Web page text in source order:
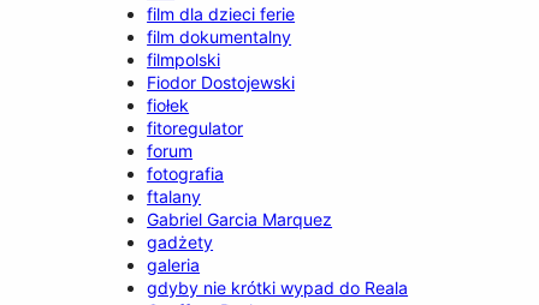
film dla dzieci ferie
film dokumentalny
filmpolski
Fiodor Dostojewski
fiołek
fitoregulator
forum
fotografia
ftalany
Gabriel Garcia Marquez
gadżety
galeria
gdyby nie krótki wypad do Reala